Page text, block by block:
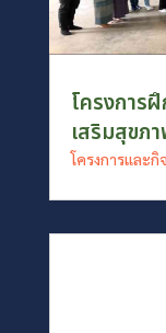
โครงการ
เสริมสุขภ
โครงการและกิ